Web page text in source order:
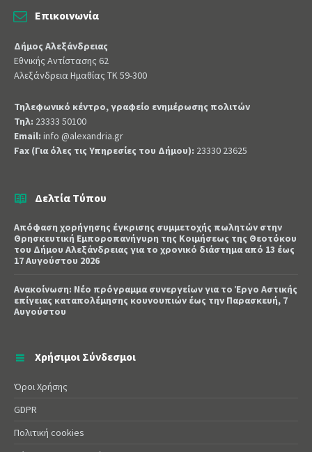
Επικοινωνία
Δήμος Αλεξάνδρειας
Εθνικής Αντίστασης 62
Αλεξάνδρεια Ημαθίας ΤΚ 59-300
Τηλεφωνικό κέντρο, γραφείο ενημέρωσης πολιτών
Τηλ: 23333 50100
Email: info @alexandria.gr
Fax (Για όλες τις Υπηρεσίες του Δήμου): 23330 23625
Δελτία Τύπου
Απόφαση χορήγησης έγκρισης συμμετοχής πωλητών στην
Θρησκευτική Εμποροπανήγυρη της Κοιμήσεως της Θεοτόκου
του Δήμου Αλεξάνδρειας για το χρονικό διάστημα από 13 έως
17 Αυγούστου 2026
Ανακοίνωση: Νέο πρόγραμμα συνεργείων για το Έργο Αστικής
επίγειας καταπολέμησης κουνουπιών έως την Παρασκευή, 7
Αυγούστου
Χρήσιμοι Σύνδεσμοι
Όροι Χρήσης
GDPR
Πολιτική cookies